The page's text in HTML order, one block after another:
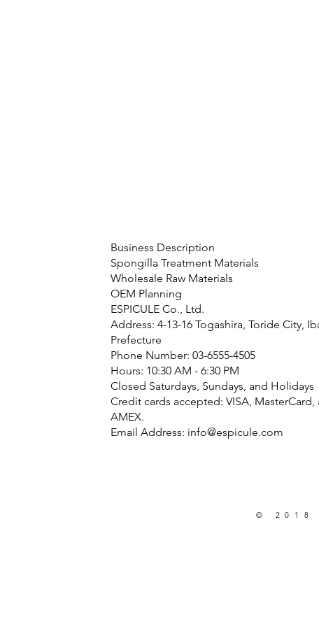
Business Description
Spongilla Treatment Materials
Wholesale Raw Materials
OEM Planning
ESPICULE Co., Ltd.
Address: 4-13-16 Togashira, Toride City,
Prefecture
Phone Number: 03-6555-4505
Hours: 10:30 AM - 6:30 PM
Closed Saturdays, Sundays, and Holidays
Credit cards accepted: VISA, MasterCard,
AMEX.
Email Address: info@espicule.com
©